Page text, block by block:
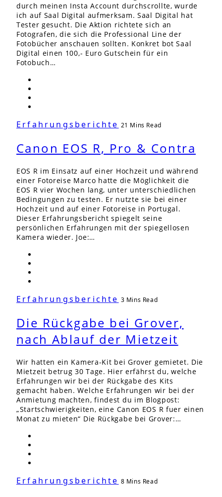
durch meinen Insta Account durchscrollte, wurde
ich auf Saal Digital aufmerksam. Saal Digital hat
Tester gesucht. Die Aktion richtete sich an
Fotografen, die sich die Professional Line der
Fotobücher anschauen sollten. Konkret bot Saal
Digital einen 100,- Euro Gutschein für ein
Fotobuch…
Erfahrungsberichte 21 Mins Read
Canon EOS R, Pro & Contra
EOS R im Einsatz auf einer Hochzeit und während
einer Fotoreise Marco hatte die Möglichkeit die
EOS R vier Wochen lang, unter unterschiedlichen
Bedingungen zu testen. Er nutzte sie bei einer
Hochzeit und auf einer Fotoreise in Portugal.
Dieser Erfahrungsbericht spiegelt seine
persönlichen Erfahrungen mit der spiegellosen
Kamera wieder. Joe:…
Erfahrungsberichte 3 Mins Read
Die Rückgabe bei Grover,
nach Ablauf der Mietzeit
Wir hatten ein Kamera-Kit bei Grover gemietet. Die
Mietzeit betrug 30 Tage. Hier erfährst du, welche
Erfahrungen wir bei der Rückgabe des Kits
gemacht haben. Welche Erfahrungen wir bei der
Anmietung machten, findest du im Blogpost:
„Startschwierigkeiten, eine Canon EOS R fuer einen
Monat zu mieten“ Die Rückgabe bei Grover:…
Erfahrungsberichte 8 Mins Read